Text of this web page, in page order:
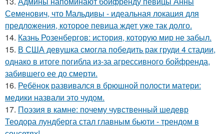
Семенович, что Мальдивы - идеальная локация для
предложения, которое певица ждет уже так долго.
14. Казнь Розенбергов: история, которую мир не забыл.
15. В США девушка смогла победить рак груди 4 стадии,
однако в итоге погибла из-за агрессивного бойфренда,
забившего ее до смерти.
16. Ребёнок развивался в брюшной полости матери:
медики назвали это чудом.
17. Поэзия в камне: почему чувственный шедевр
Теодора лундберга стал главным бьюти - трендом в